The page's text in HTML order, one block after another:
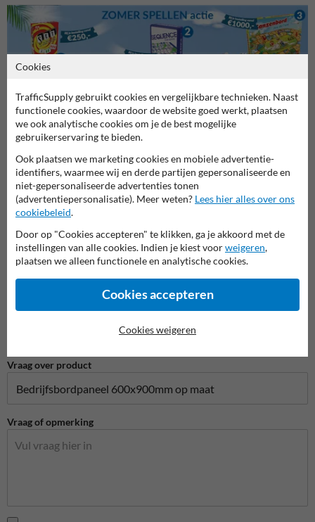
Stel je vraag aan Verkeersbord.be
Naam*
Bedrijfsnaam
E-mailadres*
Telefoonnummer
Vraag over product
Vraag of opmerking
Cookies
TrafficSupply gebruikt cookies en vergelijkbare technieken. Naast
functionele cookies, waardoor de website goed werkt, plaatsen
we ook analytische cookies om je de best mogelijke
gebruikerservaring te bieden.
Ook plaatsen we marketing cookies en mobiele advertentie-
identifiers, waarmee wij en derde partijen gepersonaliseerde en
niet-gepersonaliseerde advertenties tonen
(advertentiepersonalisatie). Meer weten? Lees hier alles over ons
cookiebeleid.
Door op "Cookies accepteren" te klikken, ga je akkoord met de
instellingen van alle cookies. Indien je kiest voorweigeren,
plaatsen we alleen functionele en analytische cookies.
Cookies accepteren
Cookies weigeren